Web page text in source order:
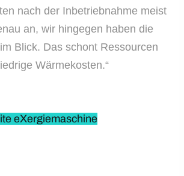
nach der Inbetriebnahme meist
an, wir hingegen haben die
Blick. Das schont Ressourcen
Wärmekosten.“
eXergiemaschine